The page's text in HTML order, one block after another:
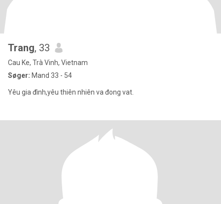
Trang, 33
Cau Ke, Trà Vinh, Vietnam
Søger: Mand 33 - 54
Yêu gia đình,yêu thiên nhiên va đong vat.